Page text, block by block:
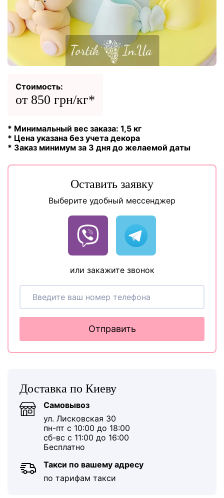
Стоимость:
от 850 грн/кг*
* Минимальный вес заказа: 1,5 кг
* Цена указана без учета декора
* Заказ минимум за 3 дня до желаемой даты
Оставить заявку
Выберите удобный мессенджер
или закажите звонок
Отправить
Доставка по Киеву
Самовывоз
ул. Лисковская 30
пн-пт с 10:00 до 18:00
сб-вс с 11:00 до 16:00
Бесплатно
Такси по вашему адресу
по тарифам такси